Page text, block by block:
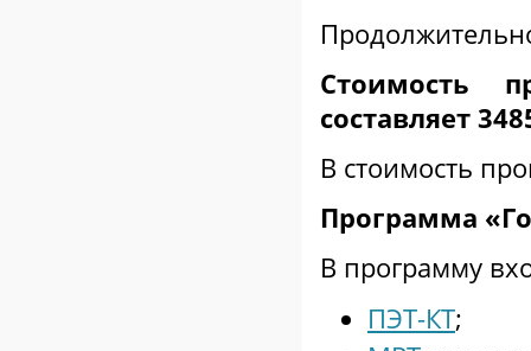
Стоимость
составляет
В стоимость
Программа
В программу
ПЭТ-КТ;